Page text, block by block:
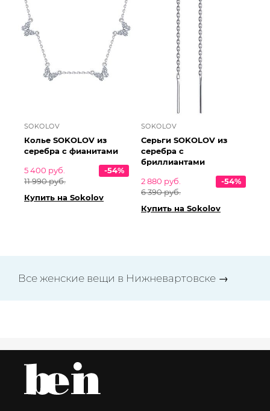
SOKOLOV
Колье SOKOLOV из
серебра с фианитами
5 400 руб.
11 990 руб.
-54%
Купить на Sokolov
SOKOLOV
Серьги SOKOLOV из
серебра с
бриллиантами
2 880 руб.
6 390 руб.
-54%
Купить на Sokolov
Все женские вещи в Нижневартовске →